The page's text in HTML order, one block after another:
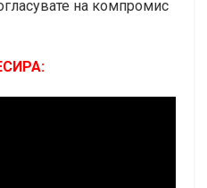
на компромис